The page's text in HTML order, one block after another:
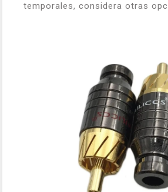
temporales, considera otras